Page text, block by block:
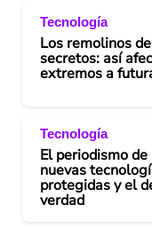
Tecnología
Los remolinos
secretos: así
extremos a
Tecnología
El periodismo
nuevas
protegidas y el
verdad